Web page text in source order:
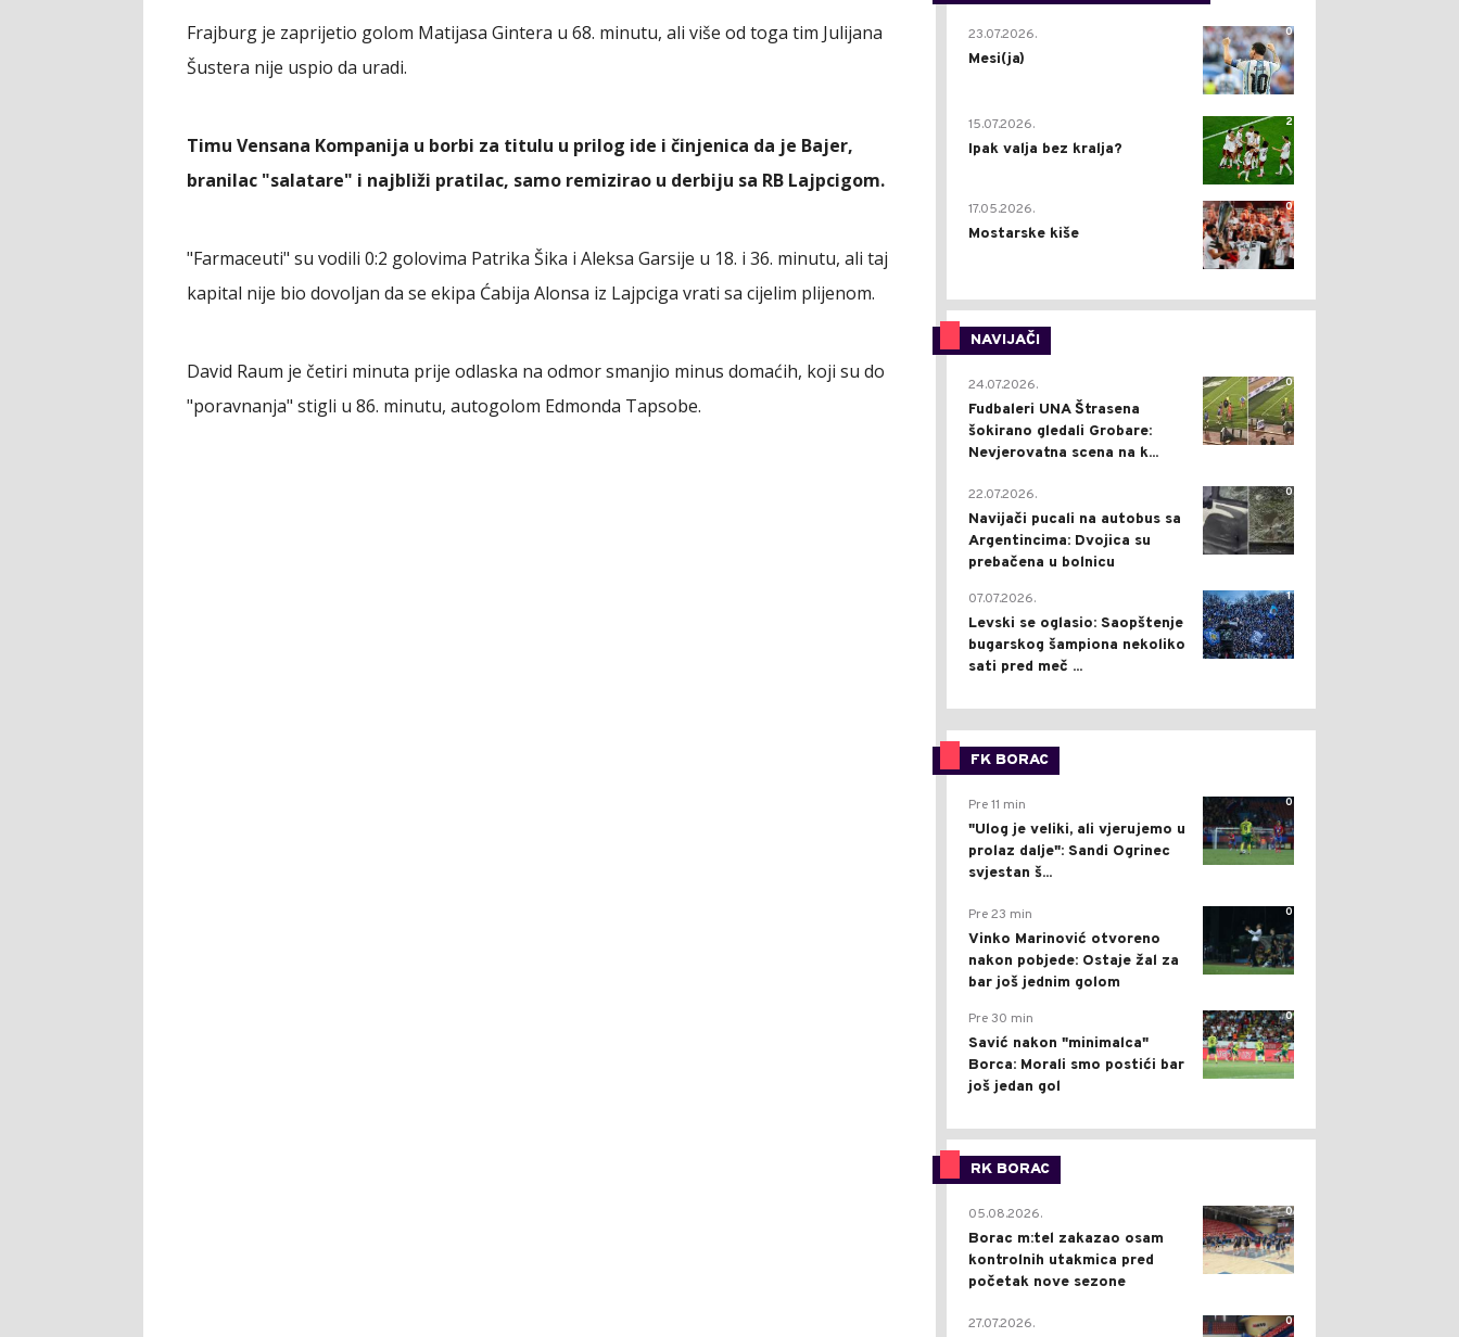
Frajburg je zaprijetio golom Matijasa Gintera u 68. minutu, ali više od toga tim Julijana
Šustera nije uspio da uradi.
Timu Vensana Kompanija u borbi za titulu u prilog ide i činjenica da je Bajer,
branilac "salatare" i najbliži pratilac, samo remizirao u derbiju sa RB Lajpcigom.
"Farmaceuti" su vodili 0:2 golovima Patrika Šika i Aleksa Garsije u 18. i 36. minutu, ali taj
kapital nije bio dovoljan da se ekipa Ćabija Alonsa iz Lajpciga vrati sa cijelim plijenom.
David Raum je četiri minuta prije odlaska na odmor smanjio minus domaćih, koji su do
"poravnanja" stigli u 86. minutu, autogolom Edmonda Tapsobe.
0
23.07.2026.
Mesi(ja)
2
15.07.2026.
Ipak valja bez kralja?
0
17.05.2026.
Mostarske kiše
NAVIJAČI
0
24.07.2026.
Fudbaleri UNA Štrasena
šokirano gledali Grobare:
Nevjerovatna scena na k...
0
22.07.2026.
Navijači pucali na autobus sa
Argentincima: Dvojica su
prebačena u bolnicu
1
07.07.2026.
Levski se oglasio: Saopštenje
bugarskog šampiona nekoliko
sati pred meč ...
FK BORAC
0
Pre 11 min
"Ulog je veliki, ali vjerujemo u
prolaz dalje": Sandi Ogrinec
svjestan š...
0
Pre 23 min
Vinko Marinović otvoreno
nakon pobjede: Ostaje žal za
bar još jednim golom
0
Pre 30 min
Savić nakon "minimalca"
Borca: Morali smo postići bar
još jedan gol
RK BORAC
0
05.08.2026.
Borac m:tel zakazao osam
kontrolnih utakmica pred
početak nove sezone
0
27.07.2026.